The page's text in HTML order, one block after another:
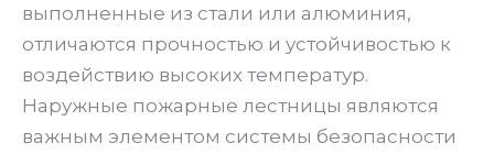
выполненные из стали или алюминия,
отличаются прочностью и устойчивостью к
воздействию высоких температур.
Наружные пожарные лестницы являются
важным элементом системы безопасности